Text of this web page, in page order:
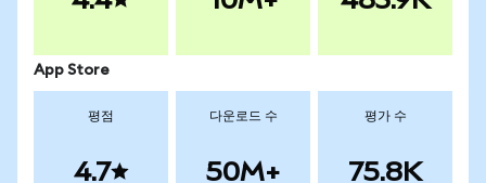
App Store
평점
4.7
다운로드 수
50M+
평가 수
75.8K